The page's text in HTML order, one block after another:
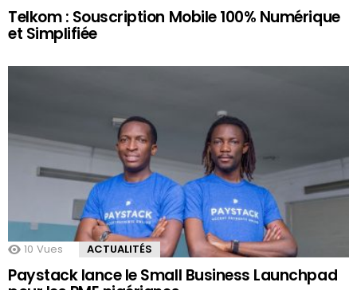
Telkom : Souscription Mobile 100% Numérique
et Simplifiée
10 Vues ACTUALITÉS
Paystack lance le Small Business Launchpad